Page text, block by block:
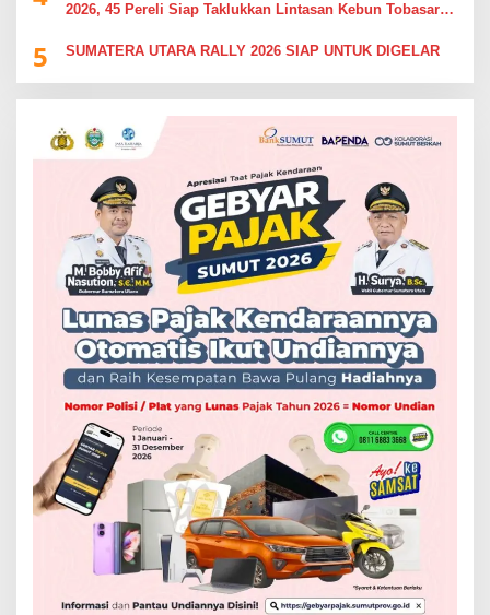
2026, 45 Pereli Siap Taklukkan Lintasan Kebun Tobasari
5 SUMATERA UTARA RALLY 2026 SIAP UNTUK DIGELAR